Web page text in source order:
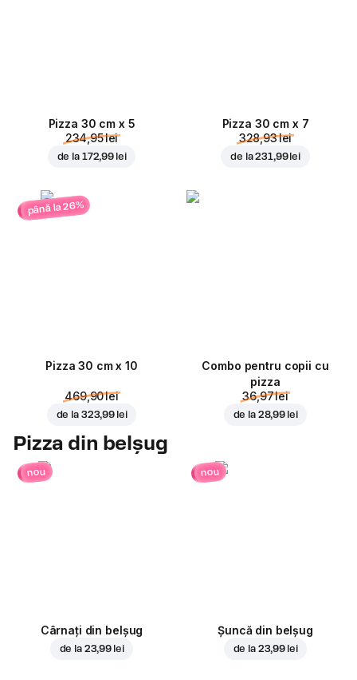
Pizza 30 cm x 5
234,95 lei
de la 172,99 lei
Pizza 30 cm x 7
328,93 lei
de la231,99 lei
până la 26%
Pizza 30 cm x 10
469,90 lei
de la 323,99 lei
Combo pentru copii cu
pizza
36,97 lei
de la 28,99 lei
Pizza din belșug
nou
Cârnați din belșug
de la 23,99 lei
nou
Șuncă din belșug
de la 23,99 lei